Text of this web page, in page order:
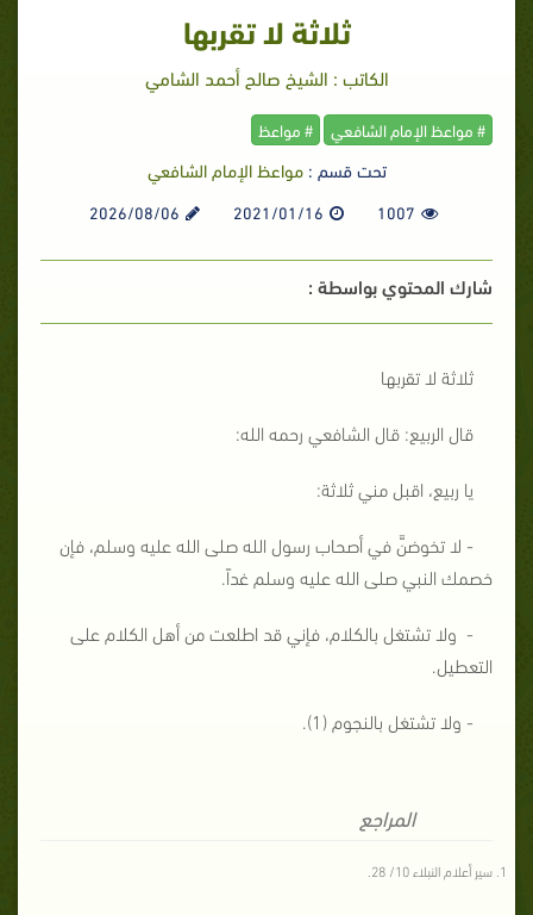
ثلاثة لا تقربها
الكاتب : الشيخ صالح أحمد الشامي
# مواعظ الإمام الشافعي # مواعظ
تحت قسم :مواعظ الإمام الشافعي
1007
2021/01/16
2026/08/06
شارك المحتوي بواسطة :
ثلاثة لا تقربها
قال الربيع: قال الشافعي رحمه الله:
يا ربيع، اقبل مني ثلاثة:
- لا تخوضنَّ في أصحاب رسول الله صلى الله عليه وسلم، فإن
خصمك النبي صلى الله عليه وسلم غداً.
- ولا تشتغل بالكلام، فإني قد اطلعت من أهل الكلام على
التعطيل.
- ولا تشتغل بالنجوم (1).
المراجع
سير أعلام النبلاء 10/ 28.